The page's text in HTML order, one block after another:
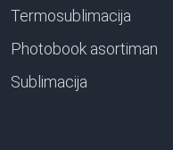
Termosublimacija
Photobook asortiman
Sublimacija